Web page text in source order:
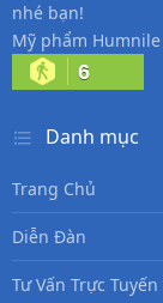
nhé bạn!
Mỹ phẩm Humnile
6
Danh mục
Trang Chủ
Diễn Đàn
Tư Vấn Trực Tuyến